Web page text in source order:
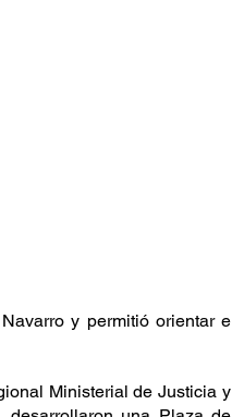
y permitió orientar e
Ministerial de Justicia y